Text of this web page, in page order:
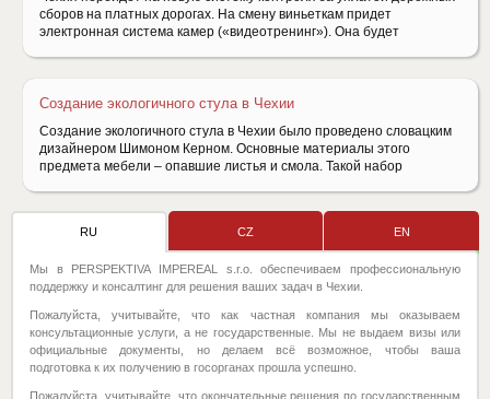
сборов на платных дорогах. На смену виньеткам придет
электронная система камер («видеотренинг»). Она будет
Создание экологичного стула в Чехии
Создание экологичного стула в Чехии было проведено словацким
дизайнером Шимоном Керном. Основные материалы этого
предмета мебели – опавшие листья и смола. Такой набор
RU CZ EN
Мы в PERSPEKTIVA IMPEREAL s.r.o. обеспечиваем профессиональную
поддержку и консалтинг для решения ваших задач в Чехии.
Пожалуйста, учитывайте, что как частная компания мы оказываем
консультационные услуги, а не государственные. Мы не выдаем визы или
официальные документы, но делаем всё возможное, чтобы ваша
подготовка к их получению в госорганах прошла успешно.
Пожалуйста, учитывайте, что окончательные решения по государственным